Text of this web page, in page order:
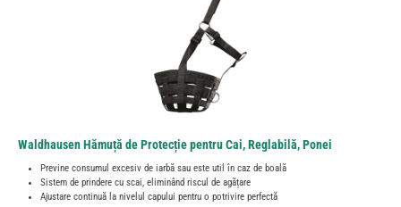
Waldhausen Hămuță de Protecție pentru Cai, Reglabilă, Ponei
Previne consumul excesiv de iarbă sau este util în caz de boală
Sistem de prindere cu scai, eliminând riscul de agățare
Ajustare continuă la nivelul capului pentru o potrivire perfectă